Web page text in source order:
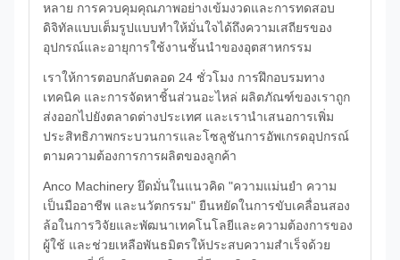
หลาย การควบคุมคุณภาพอย่างเข้มงวดและการทดสอบ
ดิจิทัลแบบเต็มรูปแบบทำให้มั่นใจได้ถึงความเสถียรของ
อุปกรณ์และอายุการใช้งานชั้นนำของอุตสาหกรรม
เราให้การตอบกลับตลอด 24 ชั่วโมง การฝึกอบรมทาง
เทคนิค และการจัดหาชิ้นส่วนอะไหล่ ผลิตภัณฑ์ของเราถูก
ส่งออกไปยังตลาดต่างประเทศ และเรานำเสนอการเพิ่ม
ประสิทธิภาพกระบวนการและโซลูชันการอัพเกรดอุปกรณ์
ตามความต้องการการผลิตของลูกค้า
Anco Machinery ยึดมั่นในแนวคิด "ความแม่นยำ ความ
เป็นมืออาชีพ และนวัตกรรม" ยืนหยัดในการขับเคลื่อนสอง
ล้อในการวิจัยและพัฒนาเทคโนโลยีและความต้องการของ
ผู้ใช้ และช่วยเหลือพันธมิตรให้ประสบความสำเร็จด้วย